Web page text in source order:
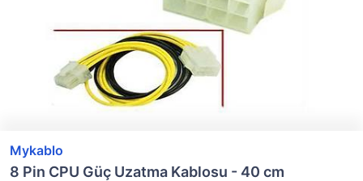
Mykablo
8 Pin CPU Güç Uzatma Kablosu - 40 cm